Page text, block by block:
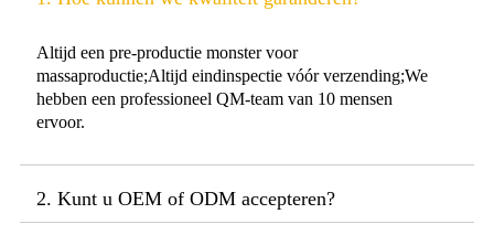
Altijd een pre-productie monster voor
massaproductie;Altijd eindinspectie vóór verzending;We
hebben een professioneel QM-team van 10 mensen
ervoor.
2. Kunt u OEM of ODM accepteren?